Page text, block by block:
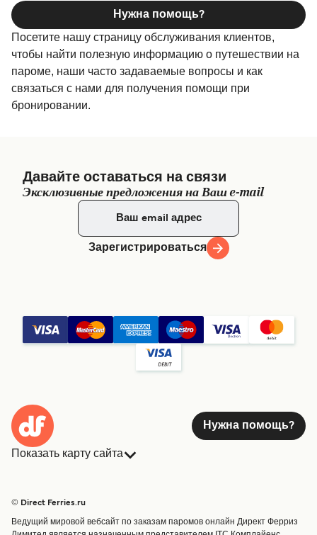
Посетите нашу страницу обслуживания клиентов,
чтобы найти полезную информацию о путешествии на
пароме, наши часто задаваемые вопросы и как
связаться с нами для получения помощи при
бронировании.
Нужна помощь?
Давайте оставаться на связи
Эксклюзивные предложения на Ваш e-mail
Зарегистрироваться
Нужна помощь?
Показать карту сайта
Страны
Обслуживание клиентов
Операторы
Грузоперевозки
© Direct Ferries.ru
Ведущий мировой вебсайт по заказам паромов онлайн Директ Ферриз